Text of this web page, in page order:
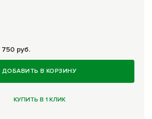
750 руб.
ДОБАВИТЬ В КОРЗИНУ
КУПИТЬ В 1 КЛИК